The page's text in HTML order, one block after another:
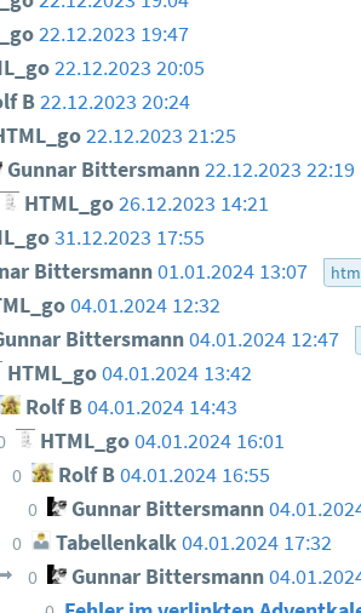
22.12.2023 19:47
22.12.2023 20:05
B22.12.2023 20:24
22.12.2023 21:25
Gunnar Bittersmann22.12.2023 22:19
HTML_go 26.12.2023 14:21
31.12.2023 17:55
Bittersmann01.01.2024 13:07
04.01.2024 12:32
Bittersmann04.01.2024 12:47
HTML_go04.01.2024 13:42
Rolf B04.01.2024 14:43
HTML_go04.01.2024 16:01
0 Rolf B04.01.2024 16:55
0 Gunnar Bittersmann
0 Tabellenkalk04.01.2024 17:32
0 Gunnar Bittersmann